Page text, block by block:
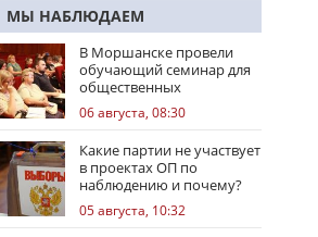
МЫ НАБЛЮДАЕМ
В Моршанске провели
обучающий семинар для
общественных
наблюдателей
06 августа, 08:30
Какие партии не участвует
в проектах ОП по
наблюдению и почему?
05 августа, 10:32